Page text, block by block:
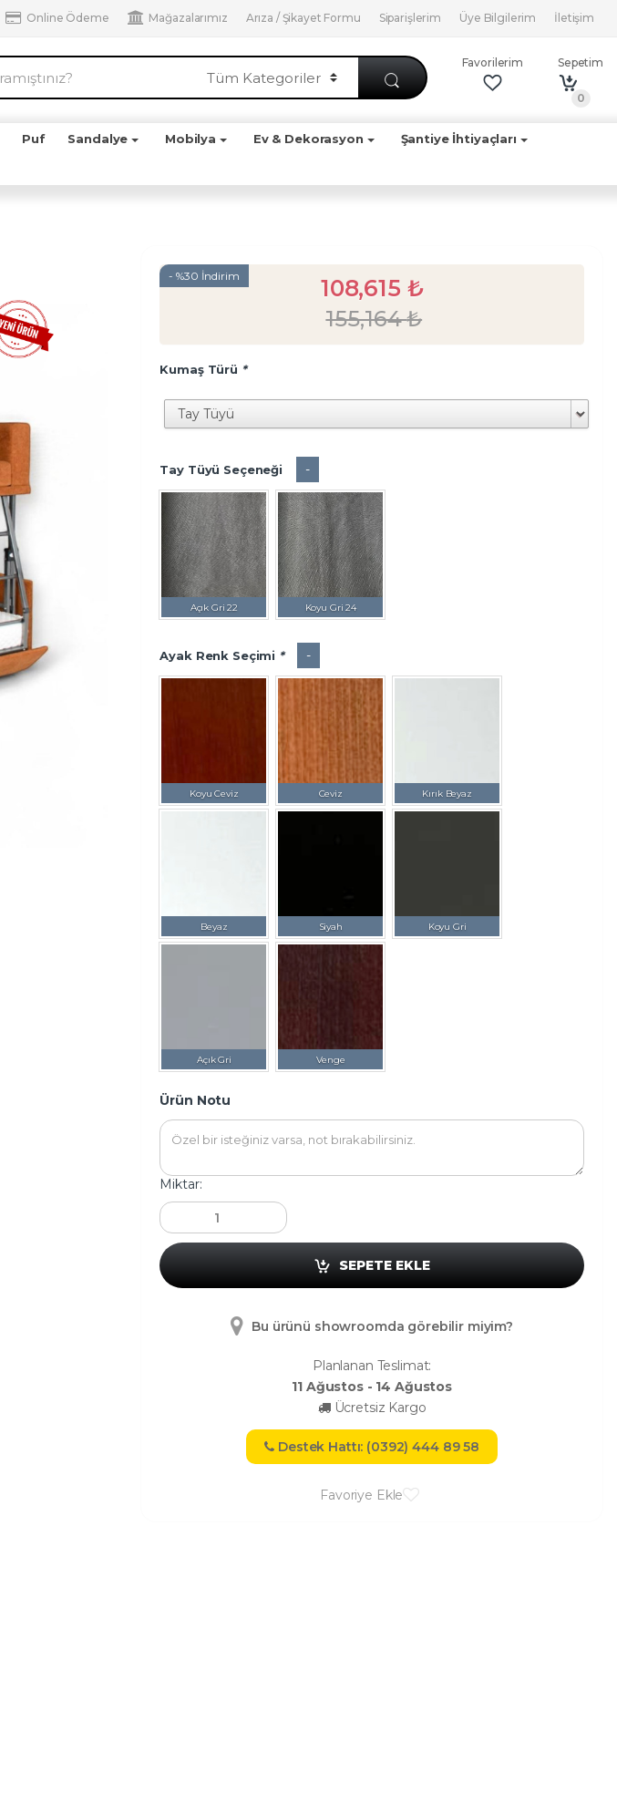
Online Ödeme Mağazalarımız Arıza / Şikayet Formu Siparişlerim Üye Bilgilerim İletişim
Sepetim
0
Favorilerim
Puf Sandalye Mobilya Ev & Dekorasyon Şantiye İhtiyaçları
- %30 İndirim 108,615 ₺
155,164₺
Kumaş Türü *
Tay Tüyü Seçeneği
Açık Gri 22 Koyu Gri 24
-
Ayak Renk Seçimi *
Koyu Ceviz Ceviz Kırık Beyaz
Beyaz Siyah Koyu Gri
Açık Gri Venge
-
Ürün Notu
Miktar:
SEPETE EKLE
Bu ürünü showroomda görebilir miyim?
Planlanan Teslimat:
11 Ağustos - 14 Ağustos
Ücretsiz Kargo
Destek Hattı: (0392) 444 89 58
Favoriye Ekle